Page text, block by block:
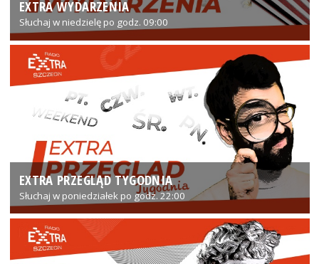
EXTRA WYDARZENIA
Słuchaj w niedzielę po godz. 09:00
EXTRA PRZEGLĄD TYGODNIA
Słuchaj w poniedziałek po godz. 22:00